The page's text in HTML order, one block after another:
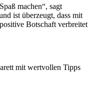
machen“, sagt
ist überzeugt, dass mit
Botschaft verbreitet
mit wertvollen Tipps